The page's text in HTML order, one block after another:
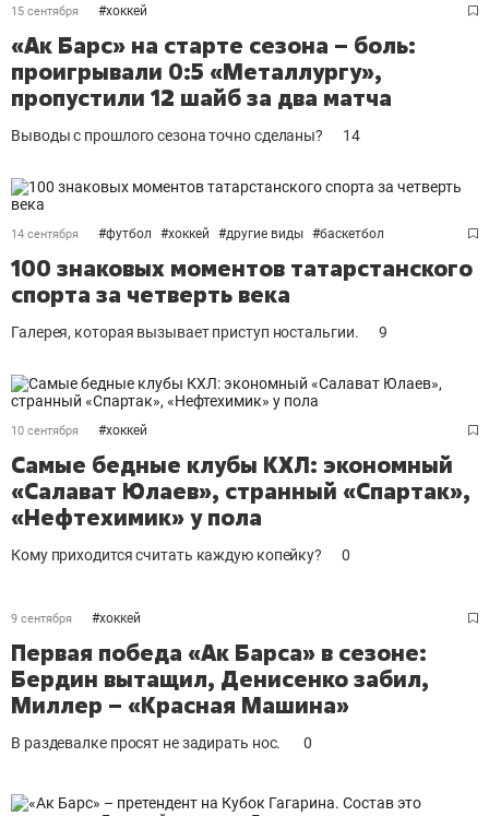
15 сентября #хоккей
«Ак Барс» на старте сезона – боль:
проигрывали 0:5 «Металлургу»,
пропустили 12 шайб за два матча
Выводы с прошлого сезона точно сделаны? 14
14 сентября #футбол #хоккей #другие виды #баскетбол
100 знаковых моментов татарстанского
спорта за четверть века
Галерея, которая вызывает приступ ностальгии. 9
10 сентября #хоккей
Самые бедные клубы КХЛ: экономный
«Салават Юлаев», странный «Спартак»,
«Нефтехимик» у пола
Кому приходится считать каждую копейку? 0
9 сентября #хоккей
Первая победа «Ак Барса» в сезоне:
Бердин вытащил, Денисенко забил,
Миллер – «Красная Машина»
В раздевалке просят не задирать нос. 0